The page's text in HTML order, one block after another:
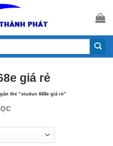
giá rẻ
thẻ “xiudun 668e giá rẻ”